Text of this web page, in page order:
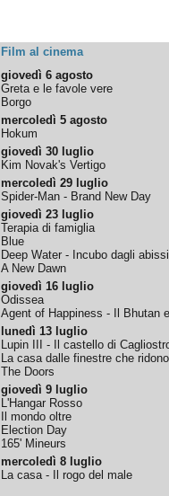
Film al cinema
giovedì 6 agosto
Greta e le favole vere
Borgo
mercoledì 5 agosto
Hokum
giovedì 30 luglio
Kim Novak's Vertigo
mercoledì 29 luglio
Spider-Man - Brand New Day
giovedì 23 luglio
Terapia di famiglia
Blue
Deep Water - Incubo dagli abissi
A New Dawn
giovedì 16 luglio
Odissea
Agent of Happiness - Il Bhutan
lunedì 13 luglio
Lupin III - Il castello di
La casa dalle finestre che ridono
The Doors
giovedì 9 luglio
L'Hangar Rosso
Il mondo oltre
Election Day
165' Mineurs
mercoledì 8 luglio
La casa - Il rogo del male